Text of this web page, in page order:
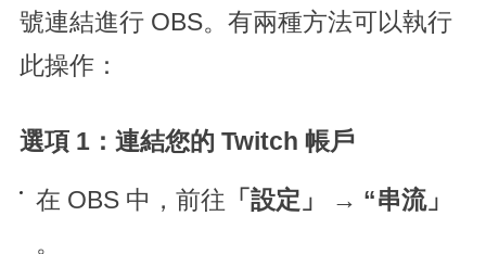
號連結進行 OBS。有兩種方法可以執行
此操作：
選項 1：連結您的 Twitch 帳戶
在 OBS 中，前往 「設定」 → “串流」
。